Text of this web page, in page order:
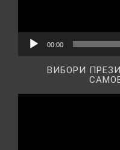
00:00
ВИБОРИ